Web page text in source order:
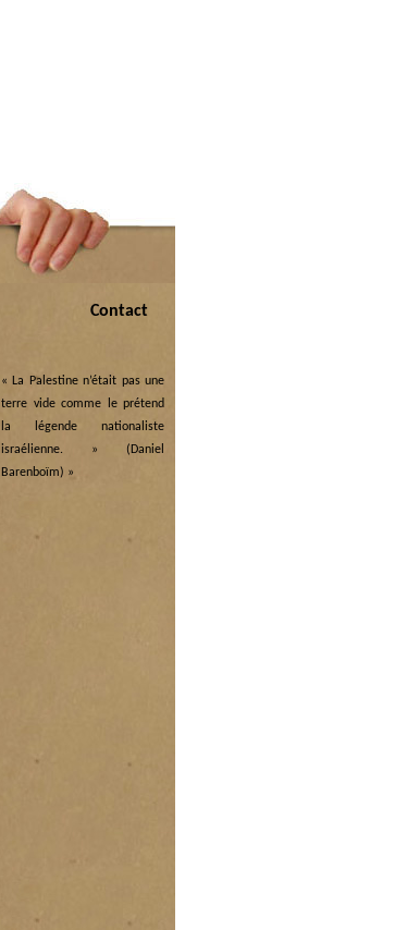
Contact
« La Palestine n’était pas une
terre vide comme le prétend
la légende nationaliste
israélienne. » (Daniel
Barenboïm) »